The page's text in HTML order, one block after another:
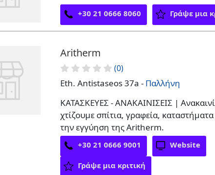
+30 21 0666 8060 Γράψε μια
Aritherm
(0)
Eth. Antistaseos 37a - Παλλήνη
ΚΑΤΑΣΚΕΥΕΣ - ΑΝΑΚΑΙΝΙΣΕΙΣ |
χτίζουμε σπίτια, γραφεία,
την εγγύηση της Aritherm.
+30 21 0666 9001 Website
Γράψε μια κριτική